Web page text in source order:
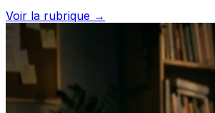
Voir la rubrique →